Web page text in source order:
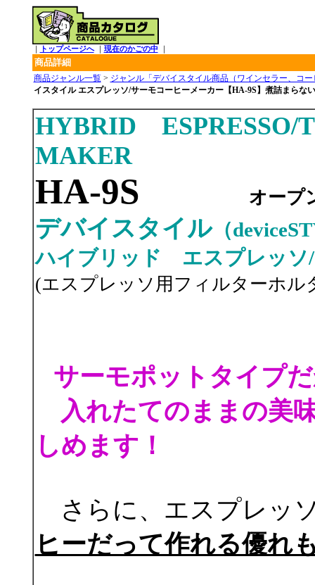
トップページへ｜ 現在のかごの中
商品詳細
商品ジャンル一覧> ジャンル「デバイスタイル商品（ワインセラー、コ
イスタイル エスプレッソ/サーモコーヒーメーカー【HA-9S】煮詰まらな
HYBRID
MAKER
HA-9S オープ
デバイスタイル（
ハイブリッド エスプレッソ/
(エスプレッソ用フィルターホル
サーモポットタイプ
入れたてのままの美
しめます！
さらに、エスプレッ
ヒーだって作れる優れ